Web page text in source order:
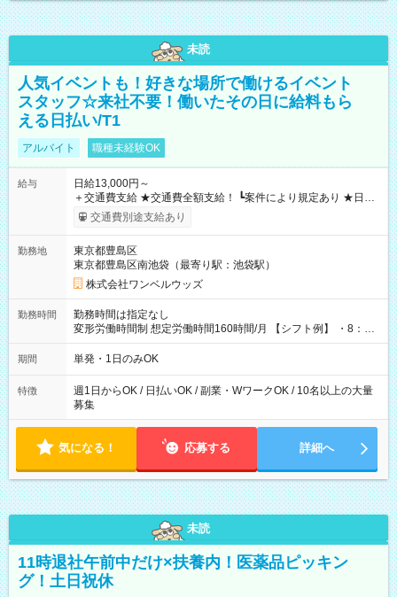
未読
人気イベントも！好きな場所で働けるイベント
スタッフ☆来社不要！働いたその日に給料もら
える日払い/T1
アルバイト 職種未経験OK
給与
日給13,000円～
＋交通費支給 ★交通費全額支給！ ┗案件により規定あり ★日払
いOK！（規定あり） ┗働いたその日に現金GET♪ お仕事後はコ
ンビニATMから 日払い分を引き落とせます！ 【試用期間】試
交通費別途支給あり
勤務地
東京都豊島区
東京都豊島区南池袋（最寄り駅：池袋駅）
株式会社ワンベルウッズ
勤務時間
勤務時間は指定なし
変形労働時間制 想定労働時間160時間/月 【シフト例】 ・8：00
～21：00
期間 単発・1日のみOK
特徴
週1日からOK / 日払いOK / 副業・WワークOK / 10名以上の大量
募集
気になる！ 応募する 詳細へ
未読
11時退社午前中だけ×扶養内！医薬品ピッキン
グ！土日祝休